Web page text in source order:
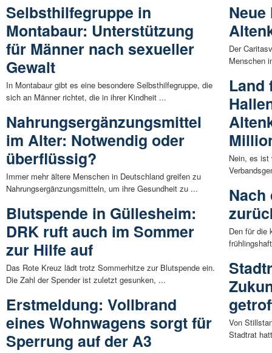
Selbsthilfegruppe in
Montabaur: Unterstützung
für Männer nach sexueller
Gewalt
In Montabaur gibt es eine besondere Selbsthilfegruppe, die
sich an Männer richtet, die in ihrer Kindheit ...
Nahrungsergänzungsmittel
im Alter: Notwendig oder
überflüssig?
Immer mehr ältere Menschen in Deutschland greifen zu
Nahrungsergänzungsmitteln, um ihre Gesundheit zu ...
Blutspende in Güllesheim:
DRK ruft auch im Sommer
zur Hilfe auf
Das Rote Kreuz lädt trotz Sommerhitze zur Blutspende ein.
Die Zahl der Spender ist zuletzt gesunken, ...
Erstmeldung: Vollbrand
eines Wohnwagens sorgt für
Sperrung auf der A3
Der
Menschen
Land
Nein, es ist
Nach
Den für die
Von
Stadtrat